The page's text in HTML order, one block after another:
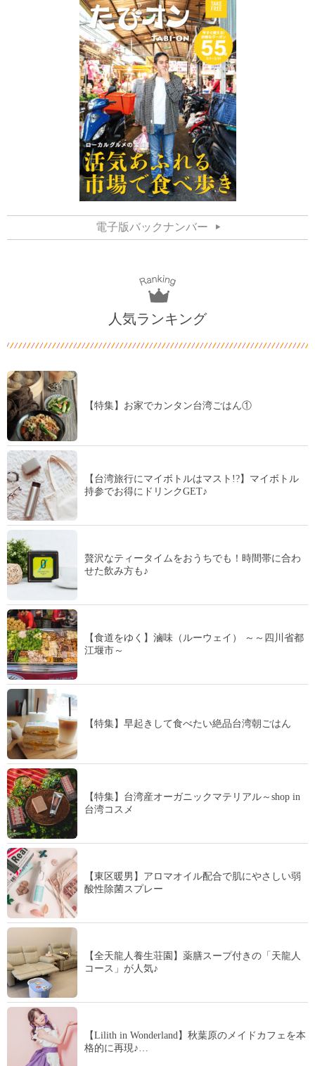
電子版バックナンバー
人気ランキング
【特集】お家でカンタン台湾ごはん①
【台湾旅行にマイボトルはマスト!?】マイボトル
持参でお得にドリンクGET♪
贅沢なティータイムをおうちでも！時間帯に合わ
せた飲み方も♪
【食道をゆく】滷味（ルーウェイ） ～～四川省都
江堰市～
【特集】早起きして食べたい絶品台湾朝ごはん
【特集】台湾産オーガニックマテリアル～shop in
台湾コスメ
【東区暖男】アロマオイル配合で肌にやさしい弱
酸性除菌スプレー
【全天龍人養生荘園】薬膳スープ付きの「天龍人
コース」が人気♪
【Lilith in Wonderland】秋葉原のメイドカフェを本
格的に再現♪…